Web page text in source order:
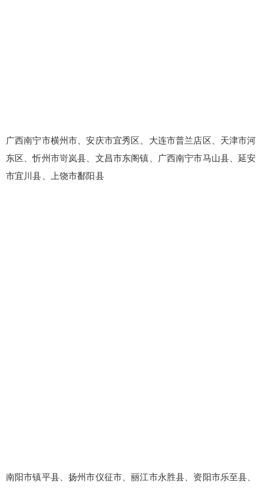
广西南宁市横州市、安庆市宜秀区、大连市普兰店区、天津市河
东区、忻州市岢岚县、文昌市东阁镇、广西南宁市马山县、延安
市宜川县、上饶市鄱阳县
南阳市镇平县、扬州市仪征市、丽江市永胜县、资阳市乐至县、